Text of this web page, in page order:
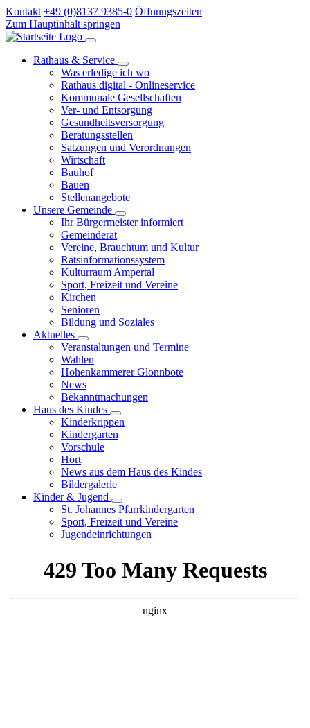
Kontakt +49 (0)8137 9385-0 Öffnungszeiten
Zum Hauptinhalt springen
Rathaus & Service
Was erledige ich wo
Rathaus digital - Onlineservice
Kommunale Gesellschaften
Ver- und Entsorgung
Gesundheitsversorgung
Beratungsstellen
Satzungen und Verordnungen
Wirtschaft
Bauhof
Bauen
Stellenangebote
Unsere Gemeinde
Ihr Bürgermeister informiert
Gemeinderat
Vereine, Brauchtum und Kultur
Ratsinformationssystem
Kulturraum Ampertal
Sport, Freizeit und Vereine
Kirchen
Senioren
Bildung und Soziales
Aktuelles
Veranstaltungen und Termine
Wahlen
Hohenkammerer Glonnbote
News
Bekanntmachungen
Haus des Kindes
Kinderkrippen
Kindergarten
Vorschule
Hort
News aus dem Haus des Kindes
Bildergalerie
Kinder & Jugend
St. Johannes Pfarrkindergarten
Sport, Freizeit und Vereine
Jugendeinrichtungen